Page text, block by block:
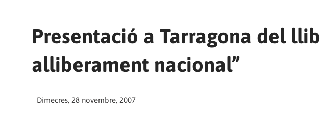
Presentació a Tarragona del
alliberament nacional”
Dimecres, 28 novembre, 2007